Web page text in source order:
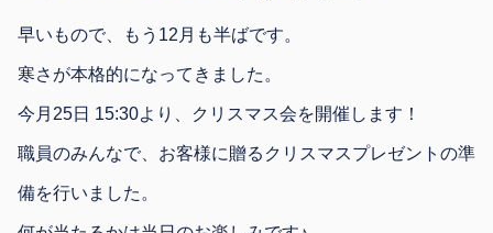
早いもので、もう12月も半ばです。
寒さが本格的になってきました。
今月25日 15:30より、クリスマス会を開催します！
職員のみんなで、お客様に贈るクリスマスプレゼントの準
備を行いました。